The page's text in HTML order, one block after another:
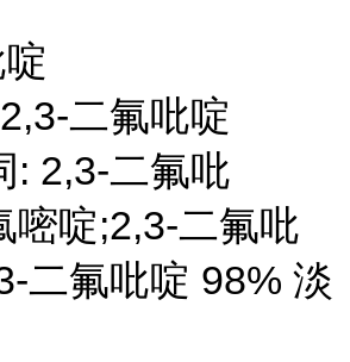
二氟吡啶
: 2,3-二氟吡
嘧啶;2,3-二氟吡
二氟吡啶 98% 淡